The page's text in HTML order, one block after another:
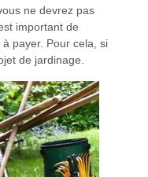
ne devrez pas
important de
payer. Pour cela, si
de jardinage.